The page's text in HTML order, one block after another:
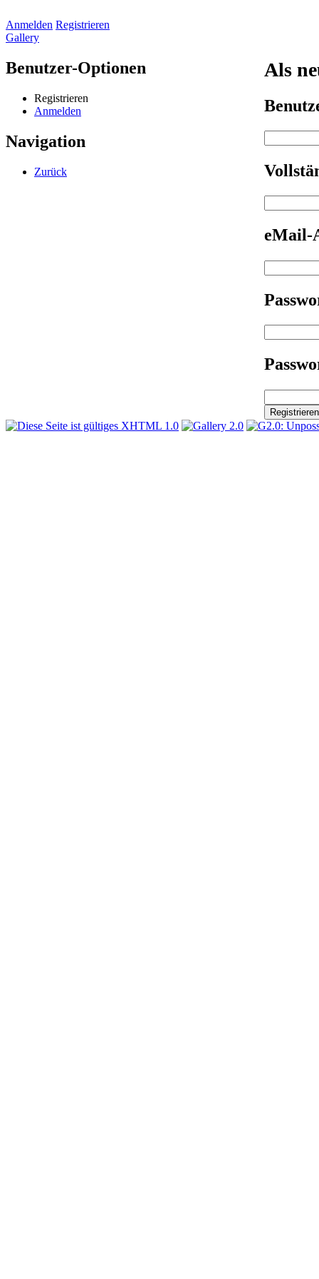
Anmelden Registrieren
Gallery
Benutzer-Optionen
Registrieren
Anmelden
Navigation
Zurück
Als
eMail-